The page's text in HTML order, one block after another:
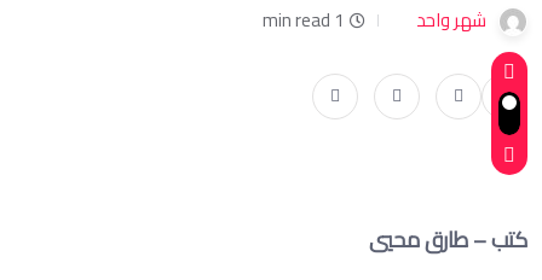
شهر واحد 1 min read
كتب – طارق محيي